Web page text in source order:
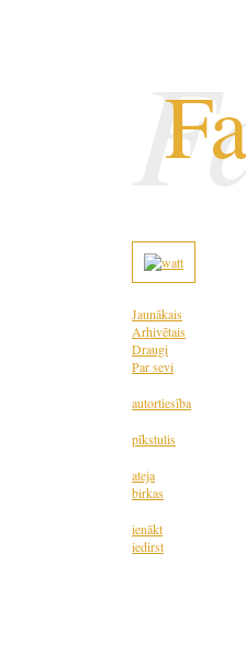
Jaunākais
Arhivētais
Draugi
Par sevi
autortiesība
pīkstulis
ateja
birkas
ienākt
iedirst